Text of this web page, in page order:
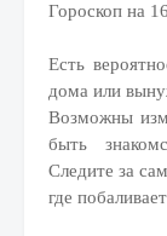
Гороскоп на
Есть
дома или
Возможны
быть
Следите за
где